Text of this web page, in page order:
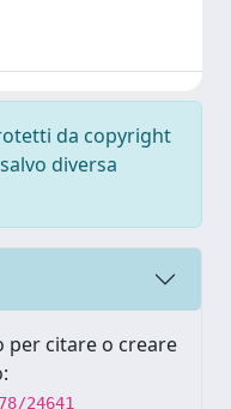
da copyright
diversa
per citare o creare
24641